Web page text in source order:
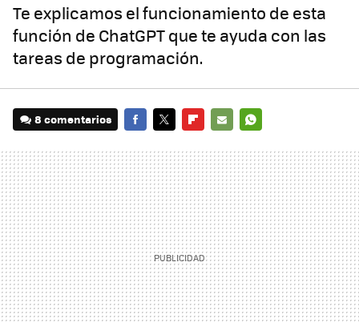
Te explicamos el funcionamiento de esta
función de ChatGPT que te ayuda con las
tareas de programación.
8 comentarios
MAIL